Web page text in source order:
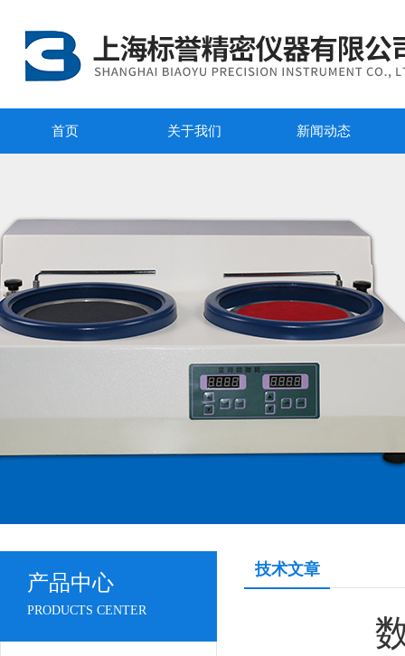
首页 关于我们 新闻动态
产品中心
PRODUCTS CENTER
技术文章